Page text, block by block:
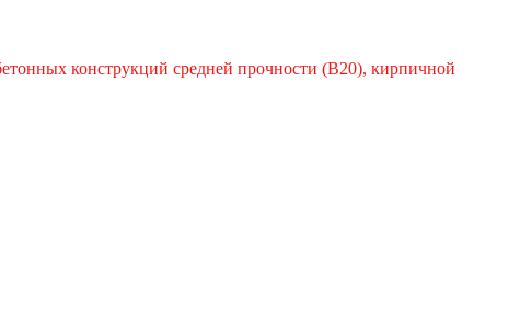
конструкций средней прочности (В20), кирпичной